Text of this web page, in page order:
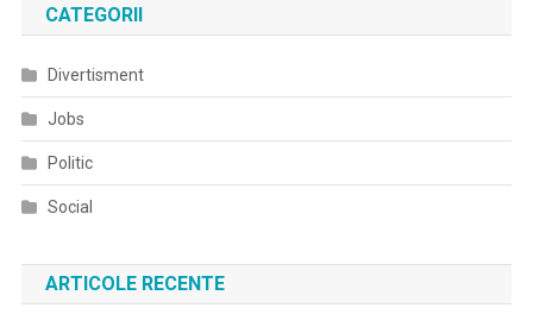
VII-
Festivalului
CATEGORII
Divertisment
Jobs
Politic
Social
ARTICOLE RECENTE